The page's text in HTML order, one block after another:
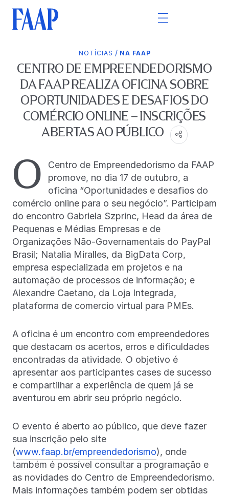
NOTÍCIAS / NA FAAP
CENTRO DE EMPREENDEDORISMO
DA FAAP REALIZA OFICINA SOBRE
OPORTUNIDADES E DESAFIOS DO
COMÉRCIO ONLINE – INSCRIÇÕES
ABERTAS AO PÚBLICO
O
Centro de Empreendedorismo da FAAP
promove, no dia 17 de outubro, a
oficina “Oportunidades e desafios do
comércio online para o seu negócio”. Participam
do encontro Gabriela Szprinc, Head da área de
Pequenas e Médias Empresas e de
Organizações Não-Governamentais do PayPal
Brasil; Natalia Miralles, da BigData Corp,
empresa especializada em projetos e na
automação de processos de informação; e
Alexandre Caetano, da Loja Integrada,
plataforma de comercio virtual para PMEs.
A oficina é um encontro com empreendedores
que destacam os acertos, erros e dificuldades
encontradas da atividade. O objetivo é
apresentar aos participantes cases de sucesso
e compartilhar a experiência de quem já se
aventurou em abrir seu próprio negócio.
O evento é aberto ao público, que deve fazer
sua inscrição pelo site
(www.faap.br/empreendedorismo), onde
também é possível consultar a programação e
as novidades do Centro de Empreendedorismo.
Mais informações também podem ser obtidas